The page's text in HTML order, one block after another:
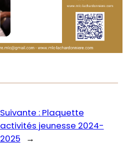
Suivante : Plaquette
activités jeunesse 2024-
2025
→